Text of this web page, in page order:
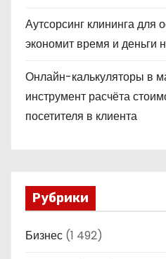
Аутсорсинг клининга для
экономит время и деньги
Онлайн-калькуляторы в
инструмент расчёта
посетителя в клиента
Рубрики
Бизнес (1 492)